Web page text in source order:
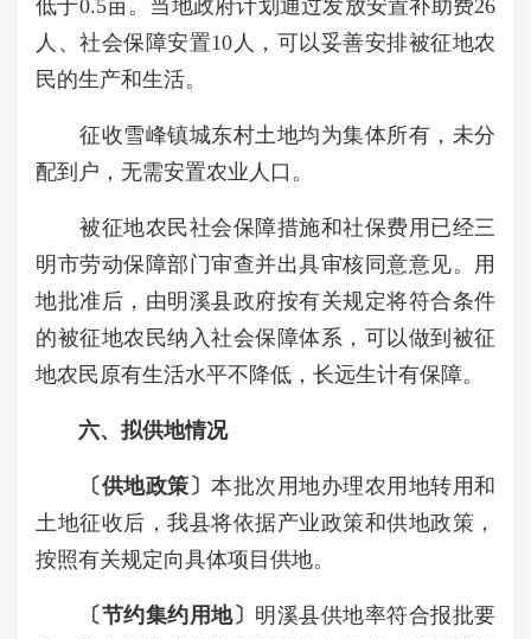
低于0.5亩。当地政府计划通过发放安置补助费26
人、社会保障安置10人，可以妥善安排被征地农
民的生产和生活。
征收雪峰镇城东村土地均为集体所有，未分
配到户，无需安置农业人口。
被征地农民社会保障措施和社保费用已经三
明市劳动保障部门审查并出具审核同意意见。用
地批准后，由明溪县政府按有关规定将符合条件
的被征地农民纳入社会保障体系，可以做到被征
地农民原有生活水平不降低，长远生计有保障。
六、拟供地情况
〔供地政策〕 本批次用地办理农用地转用和
土地征收后，我县将依据产业政策和供地政策，
按照有关规定向具体项目供地。
〔节约集约用地〕 明溪县供地率符合报批要